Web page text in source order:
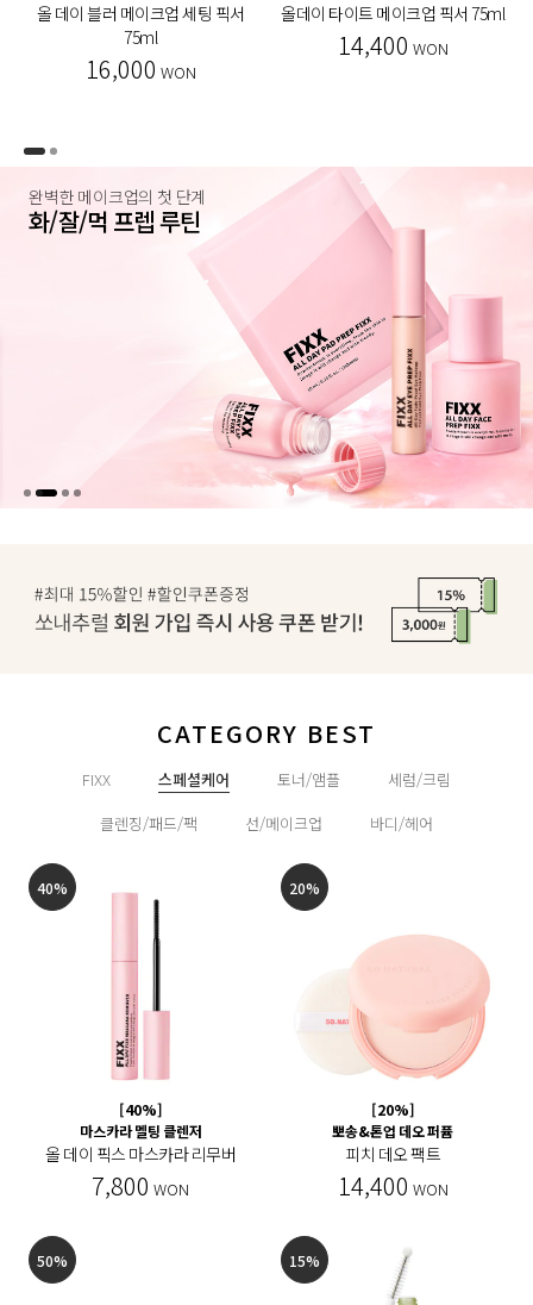
올 데이 블러 메이크업 세팅 픽서
75ml
16,000 WON
올데이 타이트 메이크업 픽서 75ml
14,400 WON
완벽한 메이크업의 첫 단계
화/잘/먹 프렙 루틴
CATEGORY BEST
FIXX 스페셜케어 토너/앰플
세럼/크림
클렌징/패드/팩
선/메이크업 바디/헤어
40%
[40%]
마스카라 멜팅 클렌저
올 데이 픽스 마스카라 리무버
7,800 WON
20%
[20%]
뽀송&톤업 데오 퍼퓸
피치 데오 팩트
14,400 WON
50% 15%